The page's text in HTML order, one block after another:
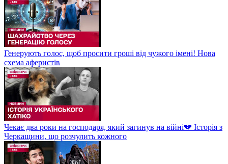
Генерують голос, щоб просити гроші від чужого імені! Нова
схема аферистів
Чекає два роки на господаря, який загинув на війні💔 Історія з
Черкащини, що розчулить кожного